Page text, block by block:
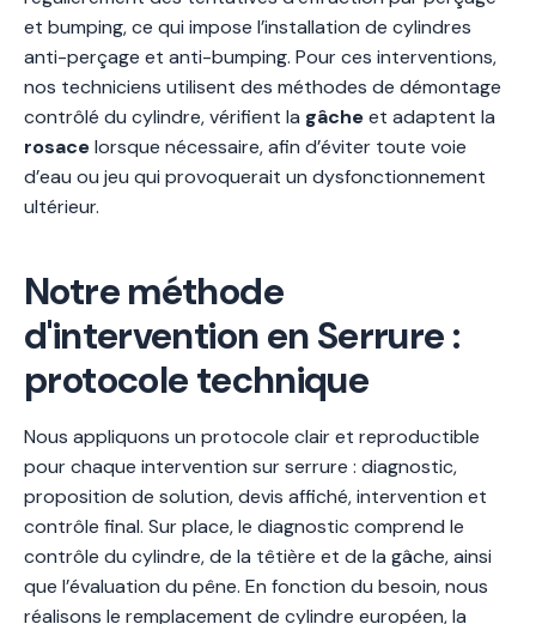
et bumping, ce qui impose l’installation de cylindres
anti-perçage et anti-bumping. Pour ces interventions,
nos techniciens utilisent des méthodes de démontage
contrôlé du cylindre, vérifient la gâcheet adaptent la
rosacelorsque nécessaire, afin d’éviter toute voie
d’eau ou jeu qui provoquerait un dysfonctionnement
ultérieur.
Notre méthode
d'intervention en Serrure :
protocole technique
Nous appliquons un protocole clair et reproductible
pour chaque intervention sur serrure : diagnostic,
proposition de solution, devis affiché, intervention et
contrôle final. Sur place, le diagnostic comprend le
contrôle du cylindre, de la têtière et de la gâche, ainsi
que l’évaluation du pêne. En fonction du besoin, nous
réalisons le remplacement de cylindre européen, la